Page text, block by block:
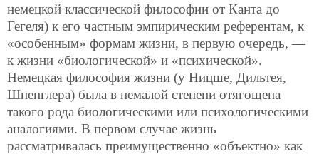
немецкой классической философии от Канта до
Гегеля) к его частным эмпирическим референтам, к
«особенным» формам жизни, в первую очередь, —
к жизни «биологической» и «психической».
Немецкая философия жизни (у Ницше, Дильтея,
Шпенглера) была в немалой степени отягощена
такого рода биологическими или психологическими
аналогиями. В первом случае жизнь
рассматривалась преимущественно «объектно» как